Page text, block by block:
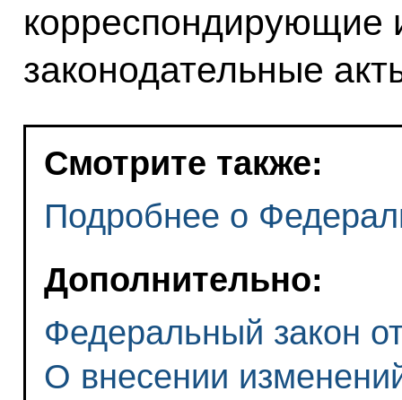
корреспондирующие
законодательные
Смотрите также:
Подробнее о
Дополнительно:
Федеральный закон
О внесении